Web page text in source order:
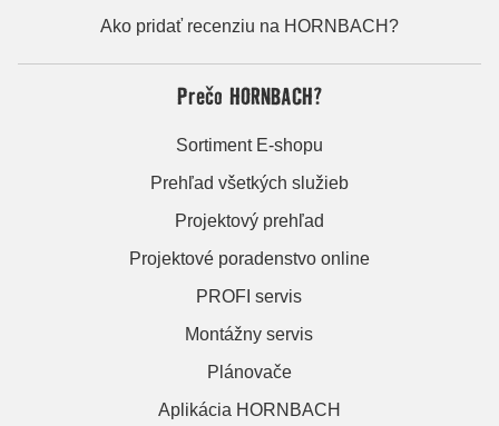
Ako pridať recenziu na HORNBACH?
Prečo HORNBACH?
Sortiment E-shopu
Prehľad všetkých služieb
Projektový prehľad
Projektové poradenstvo online
PROFI servis
Montážny servis
Plánovače
Aplikácia HORNBACH